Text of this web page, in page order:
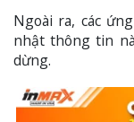
Ngoài ra, các
nhật thông tin
dừng.